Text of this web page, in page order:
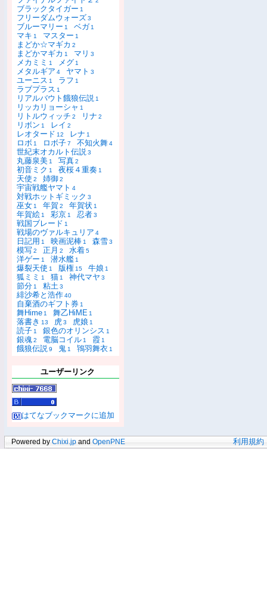
ブラックタイガー 1
フリーダムウォーズ3
ブルーマリー 1 ベガ 1
マキ 1 マスター 1
まどか☆マギカ 2
まどかマギカ 1 マリ 3
メカミミ 1 メグ 1
メタルギア 4 ヤマト 3
ユーニス 1 ラフ 1
ラブプラス 1
リアルバウト餓狼伝説 1
リッカリョーシャ 1
リトルウィッチ 2 リナ 2
リボン 1 レイ 2
レオタード 12 レナ 1
ロボ 1 ロボ子7 不知火舞4
世紀末オカルト伝説3
丸藤泉美 1 写真2
初音ミク 1 夜桜４重奏 1
天使 2 姉御2
宇宙戦艦ヤマト 4
対戦ホットギミック 3
巫女 1 年賀2 年賀状 1
年賀絵 1 彩京 1 忍者3
戦国ブレード 1
戦場のヴァルキュリア 4
日記用 1 映画泥棒 1 森雪3
模写2 正月 2 水着5
洋ゲー 1 潜水艦 1
爆裂天使 1 版権 15 牛娘 1
狐ミミ 1 猫 1 神代マヤ 3
節分 1 粘土3
緋沙希と浩作40
自棄酒のギフト券 1
舞Hime 1 舞乙HiME 1
落書き 13 虎3 虎娘 1
読子 1 銀色のオリンシス 1
銀魂2 電脳コイル 1 霞 1
餓狼伝説9 鬼 1 鴇羽舞衣 1
ユーザーリンク
はてなブックマークに追加
Powered by Chixi.jp and OpenPNE 利用規約